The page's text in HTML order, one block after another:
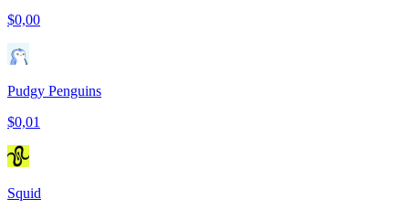
$0,00
Pudgy Penguins
$0,01
Squid